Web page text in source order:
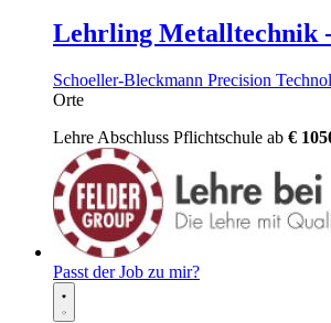
Lehrling Metalltechnik
Schoeller-Bleckmann Precision
Orte
Lehre Abschluss Pflichtschule ab €
Passt der Job zu mir?